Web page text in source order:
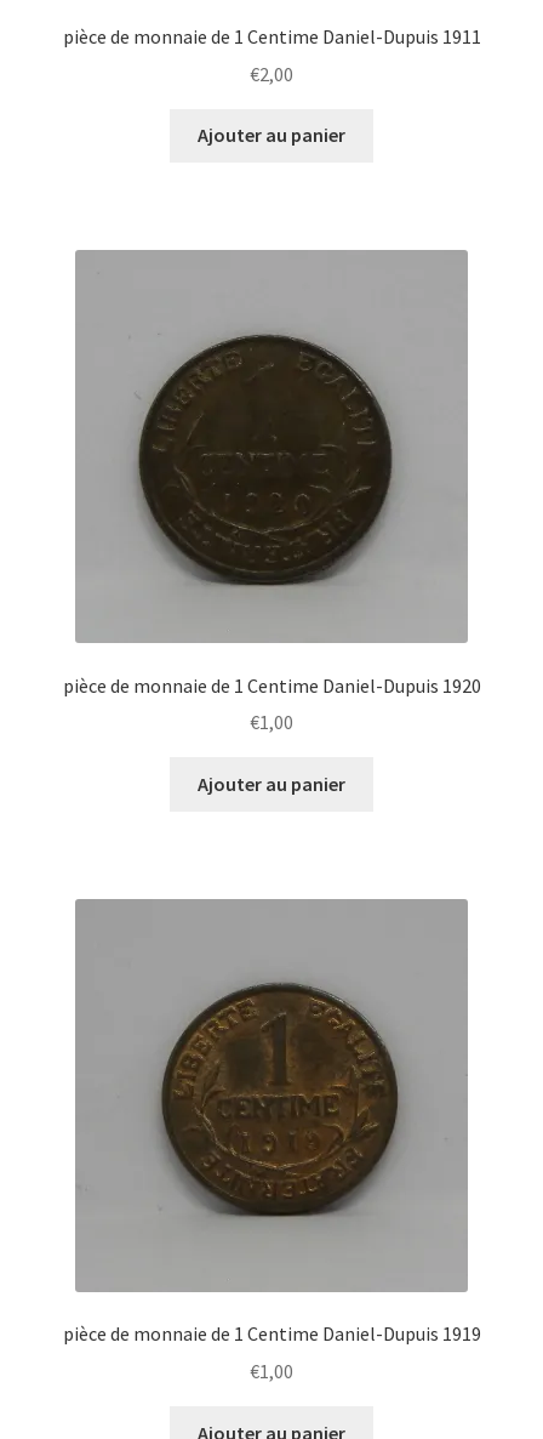
pièce de monnaie de 1 Centime Daniel-Dupuis 1911
€2,00
Ajouter au panier
pièce de monnaie de 1 Centime Daniel-Dupuis 1920
€1,00
Ajouter au panier
pièce de monnaie de 1 Centime Daniel-Dupuis 1919
€1,00
Ajouter au panier